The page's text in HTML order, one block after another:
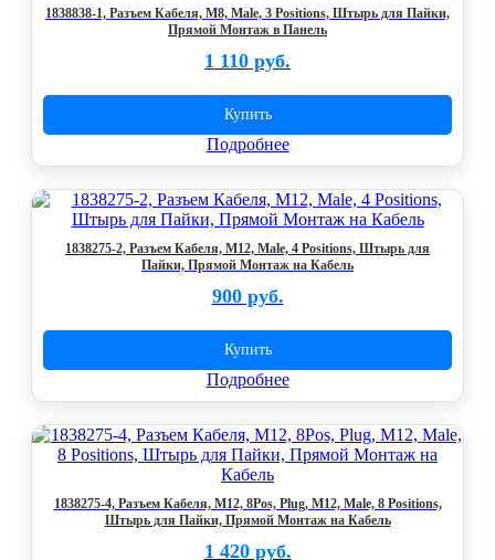
1838838-1, Разъем Кабеля, M8, Male, 3 Positions, Штырь для Пайки,
Прямой Монтаж в Панель
1 110 руб.
Купить
Подробнее
1838275-2, Разъем Кабеля, M12, Male, 4 Positions, Штырь для
Пайки, Прямой Монтаж на Кабель
900 руб.
Купить
Подробнее
1838275-4, Разъем Кабеля, M12, 8Pos, Plug, M12, Male, 8 Positions,
Штырь для Пайки, Прямой Монтаж на Кабель
1 420 руб.